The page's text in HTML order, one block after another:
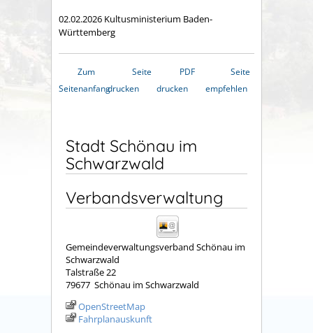
02.02.2026 Kultusministerium Baden-
Württemberg
Zum
Seitenanfang
Seite
drucken
PDF
drucken
Seite
empfehlen
Stadt Schönau im
Schwarzwald
Verbandsverwaltung
Gemeindeverwaltungsverband Schönau im
Schwarzwald
Talstraße 22
79677 Schönau im Schwarzwald
OpenStreetMap
Fahrplanauskunft